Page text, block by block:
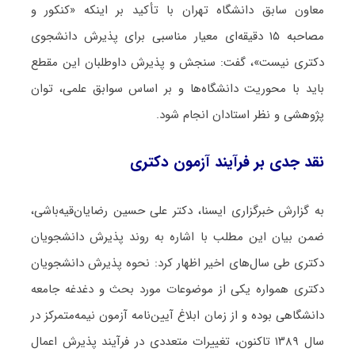
معاون سابق دانشگاه تهران با تأکید بر اینکه «کنکور و
مصاحبه ۱۵ دقیقه‌ای معیار مناسبی برای پذیرش دانشجوی
دکتری نیست»، گفت: سنجش و پذیرش داوطلبان این مقطع
باید با محوریت دانشگاه‌ها و بر اساس سوابق علمی، توان
پژوهشی و نظر استادان انجام شود.
نقد جدی بر فرآیند آزمون دکتری
به گزارش خبرگزاری ایسنا، دکتر علی حسین رضایان‌قیه‌باشی،
ضمن بیان این مطلب با اشاره به روند پذیرش دانشجویان
دکتری طی سال‌های اخیر اظهار کرد: نحوه پذیرش دانشجویان
دکتری همواره یکی از موضوعات مورد بحث و دغدغه جامعه
دانشگاهی بوده و از زمان ابلاغ آیین‌نامه آزمون نیمه‌متمرکز در
سال ۱۳۸۹ تاکنون، تغییرات متعددی در فرآیند پذیرش اعمال